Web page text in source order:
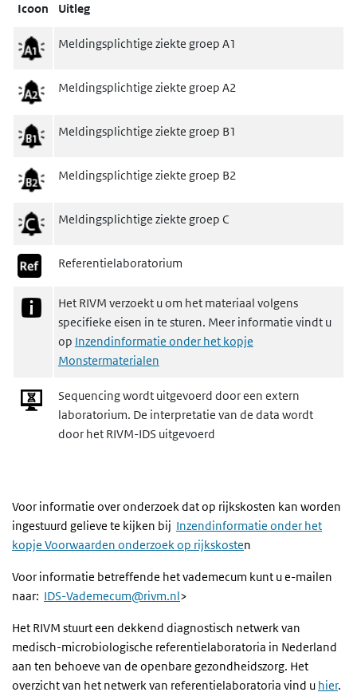
Icoon Uitleg
Meldingsplichtige ziekte groep A1
Meldingsplichtige ziekte groep A2
Meldingsplichtige ziekte groep B1
Meldingsplichtige ziekte groep B2
Meldingsplichtige ziekte groep C
Referentielaboratorium
Het RIVM verzoekt u om het materiaal volgens
specifieke eisen in te sturen. Meer informatie vindt u
op Inzendinformatie onder het kopje
Monstermaterialen
Sequencing wordt uitgevoerd door een extern
laboratorium. De interpretatie van de data wordt
door het RIVM-IDS uitgevoerd
Voor informatie over onderzoek dat op rijkskosten kan worden
ingestuurd gelieve te kijken bij Inzendinformatie onder het
kopje Voorwaarden onderzoek op rijkskosten
Voor informatie betreffende het vademecum kunt u e-mailen
naar: IDS-Vademecum@rivm.nl>
Het RIVM stuurt een dekkend diagnostisch netwerk van
medisch-microbiologische referentielaboratoria in Nederland
aan ten behoeve van de openbare gezondheidszorg. Het
overzicht van het netwerk van referentielaboratoria vind u hier.